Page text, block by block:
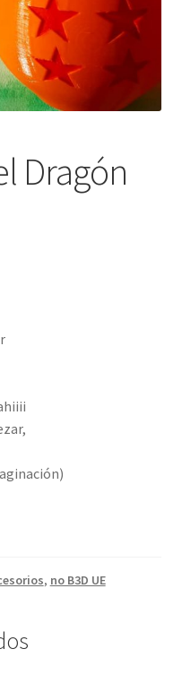
Dragón
, no B3D UE